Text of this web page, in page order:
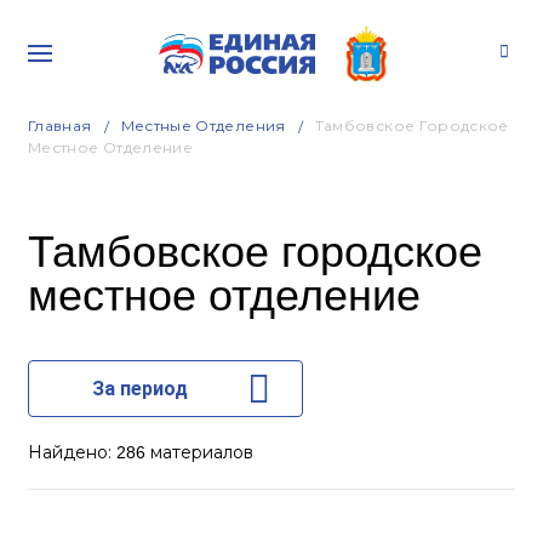
Главная Местные Отделения
Тамбовское Городское
Местное Отделение
Тамбовское городское
местное отделение
За период
Найдено: 286 материалов